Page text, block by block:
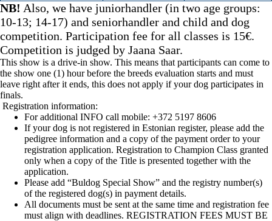
NB! Also, we have juniorhandler (in two age groups:
10-13; 14-17) and seniorhandler and child and dog
competition. Participation fee for all classes is 15€.
Competition is judged by Jaana Saar.
This show is a drive-in show. This means that participants can come to
the show one (1) hour before the breeds evaluation starts and must
leave right after it ends, this does not apply if your dog participates in
finals.
Registration information:
For additional INFO call mobile: +372 5197 8606
If your dog is not registered in Estonian register, please add the
pedigree information and a copy of the payment order to your
registration application. Registration to Champion Class granted
only when a copy of the Title is presented together with the
application.
Please add “Buldog Special Show” and the registry number(s)
of the registered dog(s) in payment details.
All documents must be sent at the same time and registration fee
must align with deadlines. REGISTRATION FEES MUST BE